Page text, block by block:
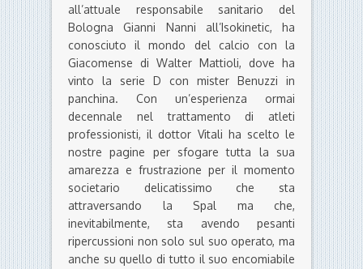
all’attuale responsabile sanitario del
Bologna Gianni Nanni all’Isokinetic, ha
conosciuto il mondo del calcio con la
Giacomense di Walter Mattioli, dove ha
vinto la serie D con mister Benuzzi in
panchina. Con un’esperienza ormai
decennale nel trattamento di atleti
professionisti, il dottor Vitali ha scelto le
nostre pagine per sfogare tutta la sua
amarezza e frustrazione per il momento
societario delicatissimo che sta
attraversando la Spal ma che,
inevitabilmente, sta avendo pesanti
ripercussioni non solo sul suo operato, ma
anche su quello di tutto il suo encomiabile